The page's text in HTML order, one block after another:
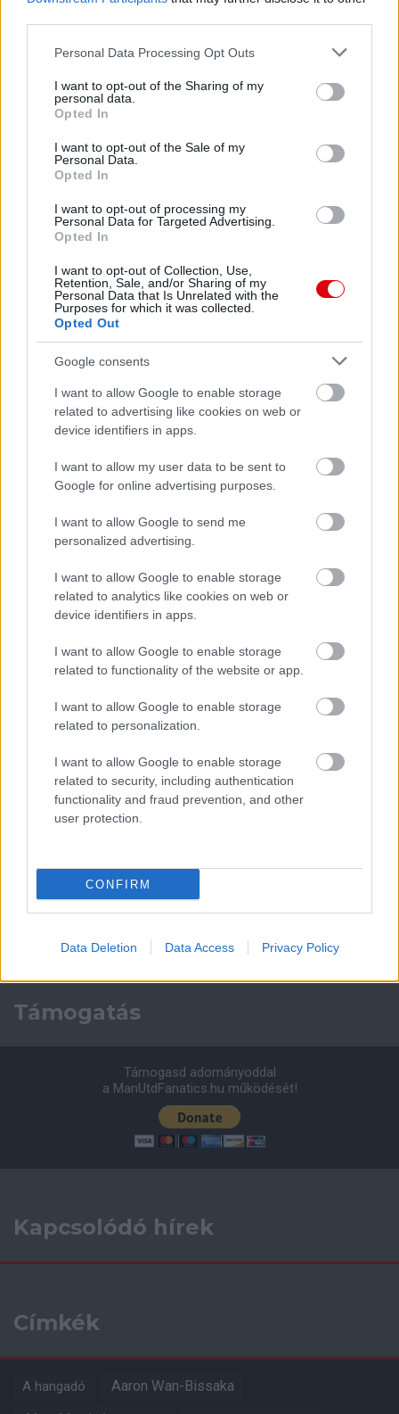
Please note that this website/app uses one or more Google
not limited to your visit or usage behaviour. You may click to
grant or deny consent to Google and its third-party tags to
use your data for below specified purposes in below Google
consent section.
Personal Data Processing Opt Outs
I want to opt-out of the Sharing of my
personal data.
Opted In
I want to opt-out of the Sale of my
Personal Data.
Opted In
I want to opt-out of processing my
Personal Data for Targeted Advertising.
Opted In
I want to opt-out of Collection, Use,
Retention, Sale, and/or Sharing of my
Personal Data that Is Unrelated with the
Purposes for which it was collected.
Opted Out
Google consents
I want to allow Google to enable storage
related to advertising like cookies on web or
device identifiers in apps.
I want to allow my user data to be sent to
Google for online advertising purposes.
I want to allow Google to send me
personalized advertising.
I want to allow Google to enable storage
related to analytics like cookies on web or
device identifiers in apps.
I want to allow Google to enable storage
related to functionality of the website or app.
I want to allow Google to enable storage
related to personalization.
I want to allow Google to enable storage
related to security, including authentication
functionality and fraud prevention, and other
user protection.
CONFIRM
Data Deletion Data Access Privacy Policy
Paris Saint-Germainvs
Manchester United
Felkészülési szezon 4. mérkőzés
Nya Ullevi, Göteborg
2026-08-08 17:00
Leeds UnitedvsManchester United2026-08-12 20:30
ELŐZŐ MÉRKŐZÉSEK
Támogatás
Támogasd adományoddal
a ManUtdFanatics.hu működését!
Kapcsolódó hírek
Címkék
A hangadó Aaron Wan-Bissaka